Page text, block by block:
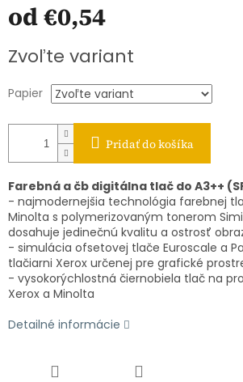
od€0,54
cena:
Zvoľte variant
Papier
Pridať do košíka
Farebná a čb digitálna tlač do A3++
- najmodernejšia technológia farebnej
Minolta s polymerizovaným tonerom
dosahuje jedinečnú kvalitu a ostrosť
- simulácia ofsetovej tlače Euroscale a
tlačiarni Xerox určenej pre grafické
- vysokorýchlostná čiernobiela tlač na
Xerox a Minolta
Detailné informácie